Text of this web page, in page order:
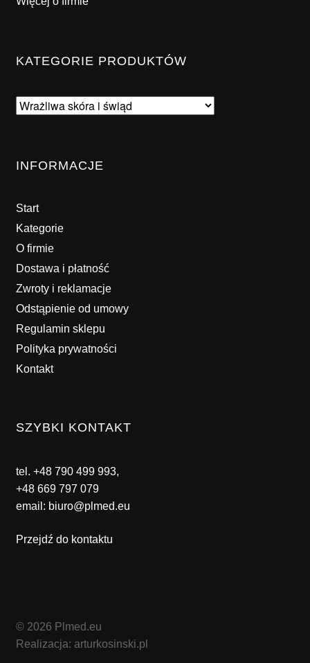
KATEGORIE PRODUKTÓW
INFORMACJE
Start
Kategorie
O firmie
Dostawa i płatność
Zwroty i reklamacje
Odstąpienie od umowy
Regulamin sklepu
Polityka prywatności
Kontakt
SZYBKI KONTAKT
tel. +48 790 499 993,
+48 669 797 079
email: biuro@plmed.eu
Przejdź do kontaktu
© 2026 Plmed.eu
Realizacja: arturkosinski.pl